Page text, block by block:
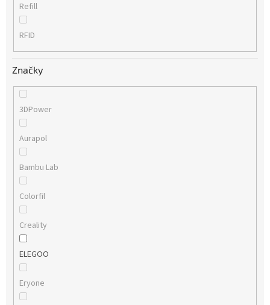
Refill
RFID
Značky
3DPower
Aurapol
Bambu Lab
Colorfil
Creality
ELEGOO
Eryone